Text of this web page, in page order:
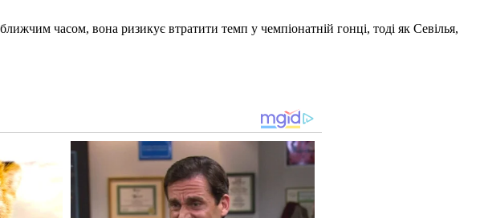
часом, вона ризикує втратити темп у чемпіонатній гонці, тоді як Севілья,